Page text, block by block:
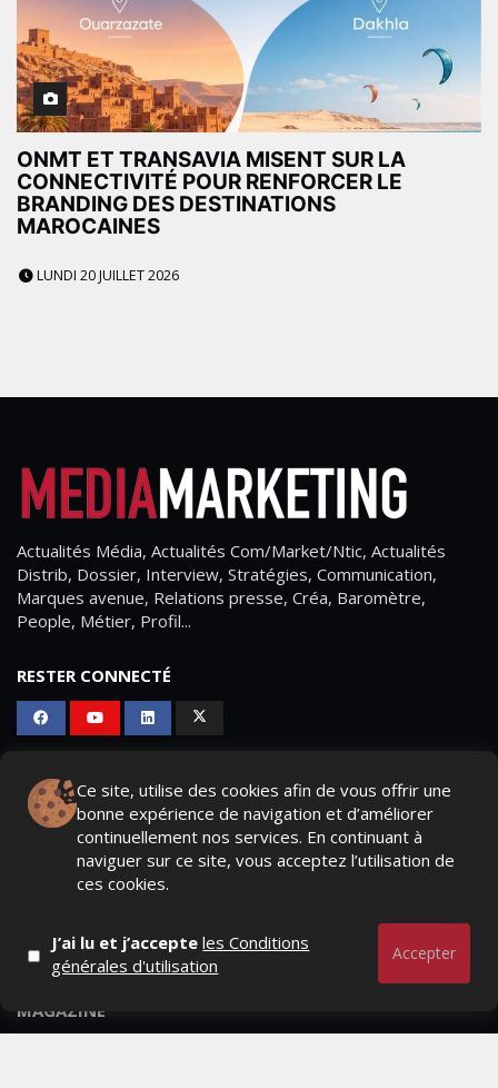
ONMT ET TRANSAVIA MISENT SUR LA
CONNECTIVITÉ POUR RENFORCER LE
BRANDING DES DESTINATIONS
MAROCAINES
LUNDI 20 JUILLET 2026
Ce site, utilise des cookies afin de vous offrir une
bonne expérience de navigation et d’améliorer
continuellement nos services. En continuant à
naviguer sur ce site, vous acceptez l’utilisation de
ces cookies.
J’ai lu et j’accepteles Conditions
générales d'utilisation
Accepter
Actualités Média, Actualités Com/Market/Ntic, Actualités
Distrib, Dossier, Interview, Stratégies, Communication,
Marques avenue, Relations presse, Créa, Baromètre,
People, Métier, Profil...
RESTER CONNECTÉ
PAGES
- Page d'accueil
- Qui sommes-nous ?
- Conditions générales
MAGAZINE